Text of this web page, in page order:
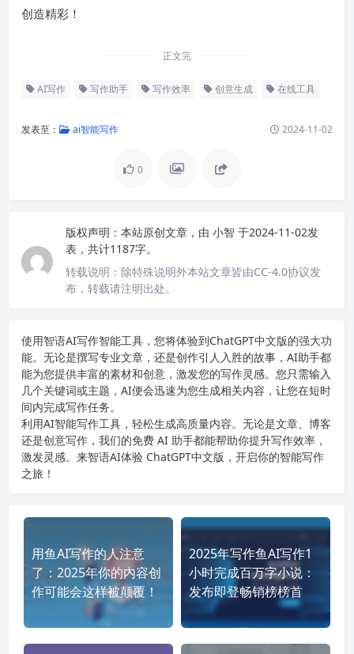
创造精彩！
正文完
AI写作 写作助手 写作效率 创意生成 在线工具
发表至： ai智能写作 2024-11-02
0
版权声明： 本站原创文章，由 小智 于2024-11-02发
表，共计1187字。
转载说明： 除特殊说明外本站文章皆由CC-4.0协议发
布，转载请注明出处。
使用智语AI写作智能工具，您将体验到ChatGPT中文版的强大功
能。无论是撰写专业文章，还是创作引人入胜的故事，AI助手都
能为您提供丰富的素材和创意，激发您的写作灵感。您只需输入
几个关键词或主题，AI便会迅速为您生成相关内容，让您在短时
间内完成写作任务。
利用AI智能写作工具，轻松生成高质量内容。无论是文章、博客
还是创意写作，我们的免费 AI 助手都能帮助你提升写作效率，
激发灵感。来智语AI体验 ChatGPT中文版 ，开启你的智能写作
之旅！
用鱼AI写作的人注意
了：2025年你的内容创
作可能会这样被颠覆！
2025年写作鱼AI写作1
小时完成百万字小说：
发布即登畅销榜榜首